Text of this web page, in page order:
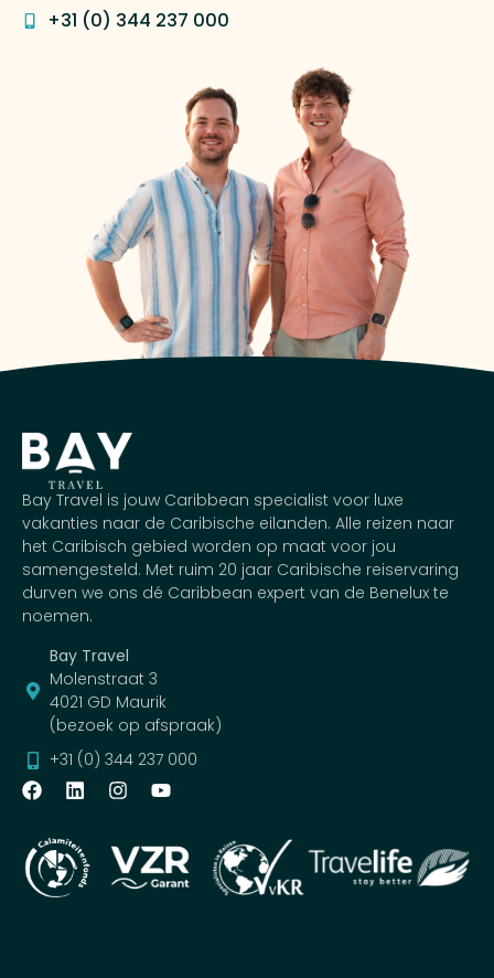
+31 (0) 344 237 000
Bay Travel is jouw Caribbean specialist voor luxe
vakanties naar de Caribische eilanden. Alle reizen naar
het Caribisch gebied worden op maat voor jou
samengesteld. Met ruim 20 jaar Caribische reiservaring
durven we ons dé Caribbean expert van de Benelux te
noemen.
Bay Travel
Molenstraat 3
4021 GD Maurik
(bezoek op afspraak)
+31 (0) 344 237 000